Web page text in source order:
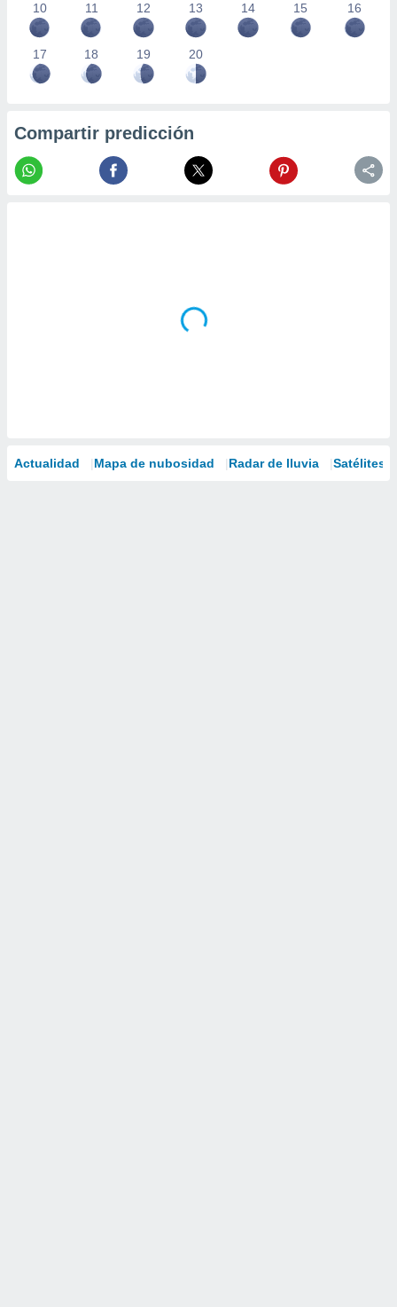
10 11 12 13 14 15 16
17 18 19 20
Compartir predicción
Actualidad Mapa de nubosidad Radar de lluvia Satélites